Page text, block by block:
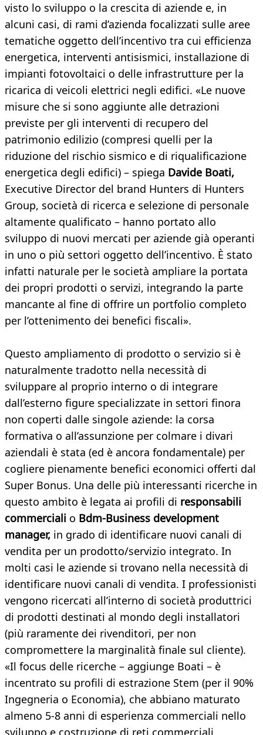
visto lo sviluppo o la crescita di aziende e, in
alcuni casi, di rami d’azienda focalizzati sulle aree
tematiche oggetto dell’incentivo tra cui efficienza
energetica, interventi antisismici, installazione di
impianti fotovoltaici o delle infrastrutture per la
ricarica di veicoli elettrici negli edifici. «Le nuove
misure che si sono aggiunte alle detrazioni
previste per gli interventi di recupero del
patrimonio edilizio (compresi quelli per la
riduzione del rischio sismico e di riqualificazione
energetica degli edifici) – spiega Davide Boati,
Executive Director del brand Hunters di Hunters
Group, società di ricerca e selezione di personale
altamente qualificato – hanno portato allo
sviluppo di nuovi mercati per aziende già operanti
in uno o più settori oggetto dell’incentivo. È stato
infatti naturale per le società ampliare la portata
dei propri prodotti o servizi, integrando la parte
mancante al fine di offrire un portfolio completo
per l’ottenimento dei benefici fiscali».
Questo ampliamento di prodotto o servizio si è
naturalmente tradotto nella necessità di
sviluppare al proprio interno o di integrare
dall’esterno figure specializzate in settori finora
non coperti dalle singole aziende: la corsa
formativa o all’assunzione per colmare i divari
aziendali è stata (ed è ancora fondamentale) per
cogliere pienamente benefici economici offerti dal
Super Bonus. Una delle più interessanti ricerche in
questo ambito è legata ai profili di responsabili
commerciali o Bdm-Business development
manager, in grado di identificare nuovi canali di
vendita per un prodotto/servizio integrato. In
molti casi le aziende si trovano nella necessità di
identificare nuovi canali di vendita. I professionisti
vengono ricercati all’interno di società produttrici
di prodotti destinati al mondo degli installatori
(più raramente dei rivenditori, per non
compromettere la marginalità finale sul cliente).
«Il focus delle ricerche – aggiunge Boati – è
incentrato su profili di estrazione Stem (per il 90%
Ingegneria o Economia), che abbiano maturato
almeno 5-8 anni di esperienza commerciali nello
sviluppo e costruzione di reti commerciali